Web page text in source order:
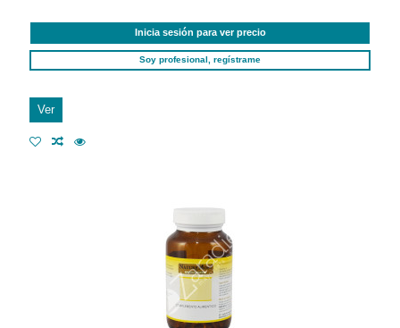
Inicia sesión para ver precio
Soy profesional, regístrame
Ver